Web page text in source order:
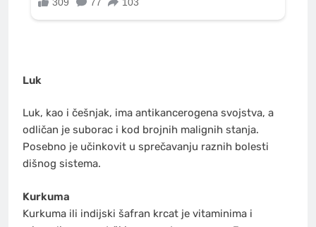
Luk
Luk, kao i češnjak, ima antikancerogena svojstva, a
odličan je suborac i kod brojnih malignih stanja.
Posebno je učinkovit u sprečavanju raznih bolesti
dišnog sistema.
Kurkuma
Kurkuma ili indijski šafran krcat je vitaminima i